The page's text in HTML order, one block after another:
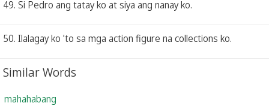
49. Si Pedro ang tatay ko at siya ang nanay ko.
50. Ilalagay ko 'to sa mga action figure na collections ko.
Similar Words
mahahabang